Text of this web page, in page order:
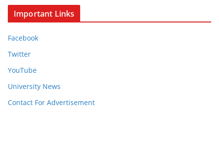
Important Links
Facebook
Twitter
YouTube
University News
Contact For Advertisement